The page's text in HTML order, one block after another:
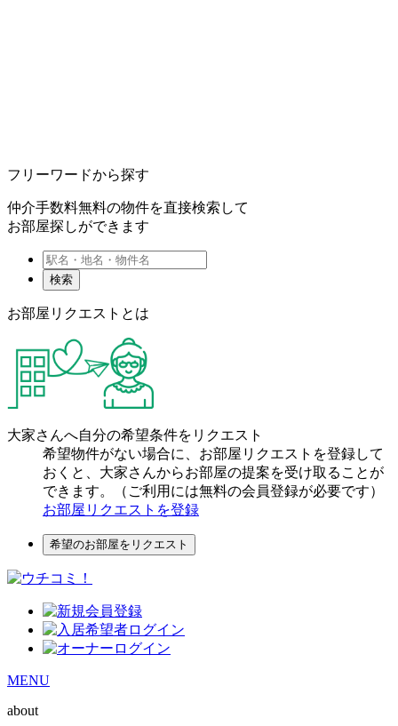
フリーワードから探す
仲介手数料無料の物件を直接検索して
お部屋探しができます
検索
お部屋リクエストとは
大家さんへ自分の希望条件をリクエスト
希望物件がない場合に、お部屋リクエストを登録して
おくと、大家さんからお部屋の提案を受け取ることが
できます。（ご利用には無料の会員登録が必要です）
お部屋リクエストを登録
希望のお部屋をリクエスト
MENU
about